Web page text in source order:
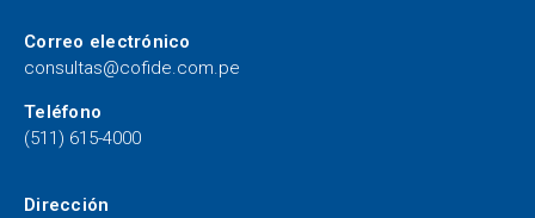
Correo electrónico
consultas@cofide.com.pe
Teléfono
(511) 615-4000
Dirección